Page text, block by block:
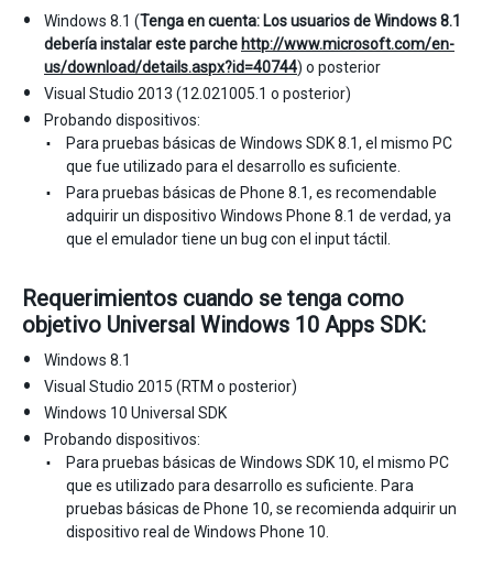
Windows 8.1 (Tenga en cuenta: Los usuarios de Windows 8.1
debería instalar este parche http://www.microsoft.com/en-
us/download/details.aspx?id=40744) o posterior
Visual Studio 2013 (12.021005.1 o posterior)
Probando dispositivos:
Para pruebas básicas de Windows SDK 8.1, el mismo PC
que fue utilizado para el desarrollo es suficiente.
Para pruebas básicas de Phone 8.1, es recomendable
adquirir un dispositivo Windows Phone 8.1 de verdad, ya
que el emulador tiene un bug con el input táctil.
Requerimientos cuando se tenga como
objetivo Universal Windows 10 Apps SDK:
Windows 8.1
Visual Studio 2015 (RTM o posterior)
Windows 10 Universal SDK
Probando dispositivos:
Para pruebas básicas de Windows SDK 10, el mismo PC
que es utilizado para desarrollo es suficiente. Para
pruebas básicas de Phone 10, se recomienda adquirir un
dispositivo real de Windows Phone 10.